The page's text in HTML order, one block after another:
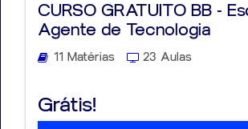
CURSO GRATUITO BB -
Agente de Tecnologia
11 Matérias 23 Aulas
Grátis!